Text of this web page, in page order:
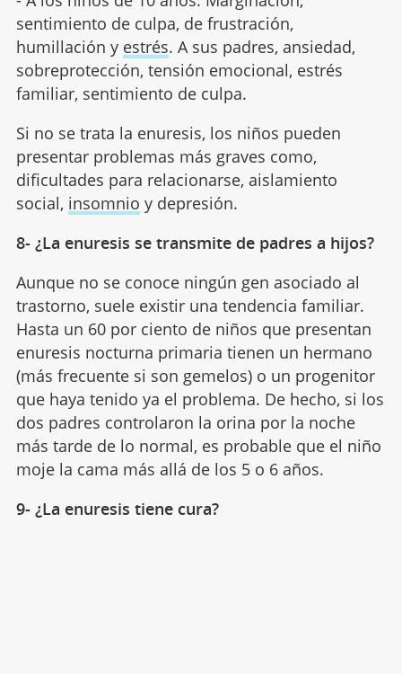
sentimiento de culpa, de frustración,
humillación y estrés. A sus padres, ansiedad,
sobreprotección, tensión emocional, estrés
familiar, sentimiento de culpa.
Si no se trata la enuresis, los niños pueden
presentar problemas más graves como,
dificultades para relacionarse, aislamiento
social, insomnio y depresión.
8- ¿La enuresis se transmite de padres a hijos?
Aunque no se conoce ningún gen asociado al
trastorno, suele existir una tendencia familiar.
Hasta un 60 por ciento de niños que presentan
enuresis nocturna primaria tienen un hermano
(más frecuente si son gemelos) o un progenitor
que haya tenido ya el problema. De hecho, si los
dos padres controlaron la orina por la noche
más tarde de lo normal, es probable que el niño
moje la cama más allá de los 5 o 6 años.
9- ¿La enuresis tiene cura?